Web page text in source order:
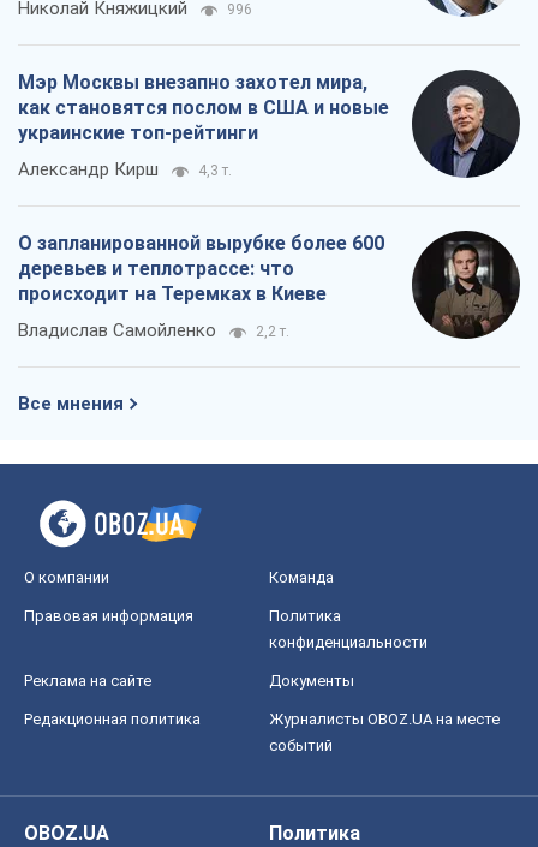
Николай Княжицкий 996
Мэр Москвы внезапно захотел мира,
как становятся послом в США и новые
украинские топ-рейтинги
Александр Кирш 4,3 т.
О запланированной вырубке более 600
деревьев и теплотрассе: что
происходит на Теремках в Киеве
Владислав Самойленко 2,2 т.
Все мнения
О компании Команда
Правовая информация
Политика
конфиденциальности
Реклама на сайте Документы
Редакционная политика
Журналисты OBOZ.UA на месте
событий
OBOZ.UA
Политика